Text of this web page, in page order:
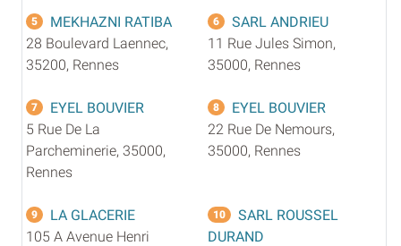
5
MEKHAZNI RATIBA
28 Boulevard Laennec,
35200, Rennes
6
SARL ANDRIEU
11 Rue Jules Simon,
35000, Rennes
7
EYEL BOUVIER
5 Rue De La
Parcheminerie, 35000,
Rennes
8
EYEL BOUVIER
22 Rue De Nemours,
35000, Rennes
9
LA GLACERIE
105 A Avenue Henri
10
SARL ROUSSEL
DURAND